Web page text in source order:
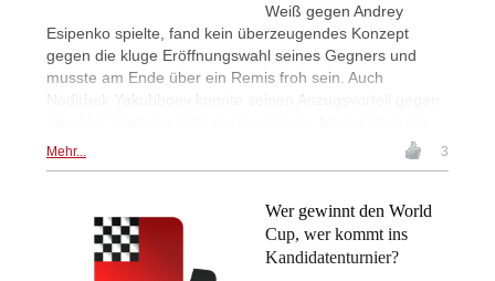
Weiß gegen Andrey
Esipenko spielte, fand kein überzeugendes Konzept
gegen die kluge Eröffnungswahl seines Gegners und
musste am Ende über ein Remis froh sein. Auch
Nodirbek Yakubboev konnte seinen Anzugsvorteil gegen
Mehr... 3
Wer gewinnt den World
Cup, wer kommt ins
Kandidatenturnier?